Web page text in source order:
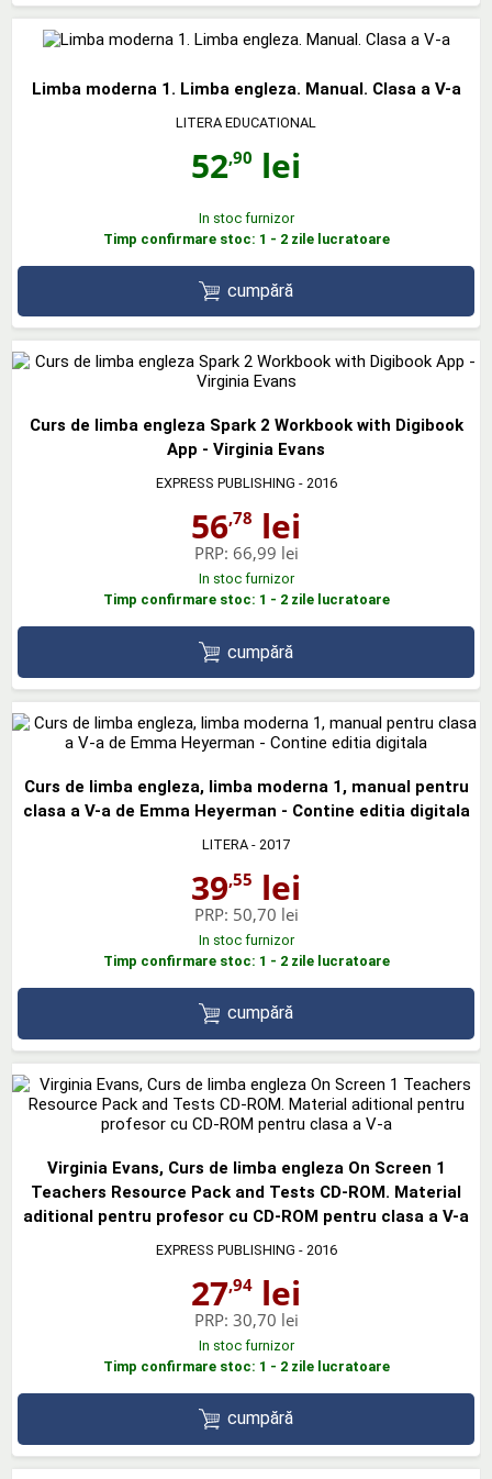
Limba moderna 1. Limba engleza. Manual. Clasa a V-a
LITERA EDUCATIONAL
52,90 lei
In stoc furnizor
Timp confirmare stoc: 1 - 2 zile lucratoare
cumpără
Curs de limba engleza Spark 2 Workbook with Digibook
App - Virginia Evans
EXPRESS PUBLISHING - 2016
56,78 lei
PRP: 66,99 lei
In stoc furnizor
Timp confirmare stoc: 1 - 2 zile lucratoare
cumpără
Curs de limba engleza, limba moderna 1, manual pentru
clasa a V-a de Emma Heyerman - Contine editia digitala
LITERA - 2017
39,55 lei
PRP: 50,70 lei
In stoc furnizor
Timp confirmare stoc: 1 - 2 zile lucratoare
cumpără
Virginia Evans, Curs de limba engleza On Screen 1
Teachers Resource Pack and Tests CD-ROM. Material
aditional pentru profesor cu CD-ROM pentru clasa a V-a
EXPRESS PUBLISHING - 2016
27,94 lei
PRP: 30,70 lei
In stoc furnizor
Timp confirmare stoc: 1 - 2 zile lucratoare
cumpără